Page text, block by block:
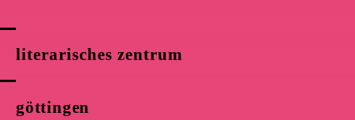
literarisches zentrum
göttingen